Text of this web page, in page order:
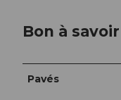
Bon à savoir
Pavés